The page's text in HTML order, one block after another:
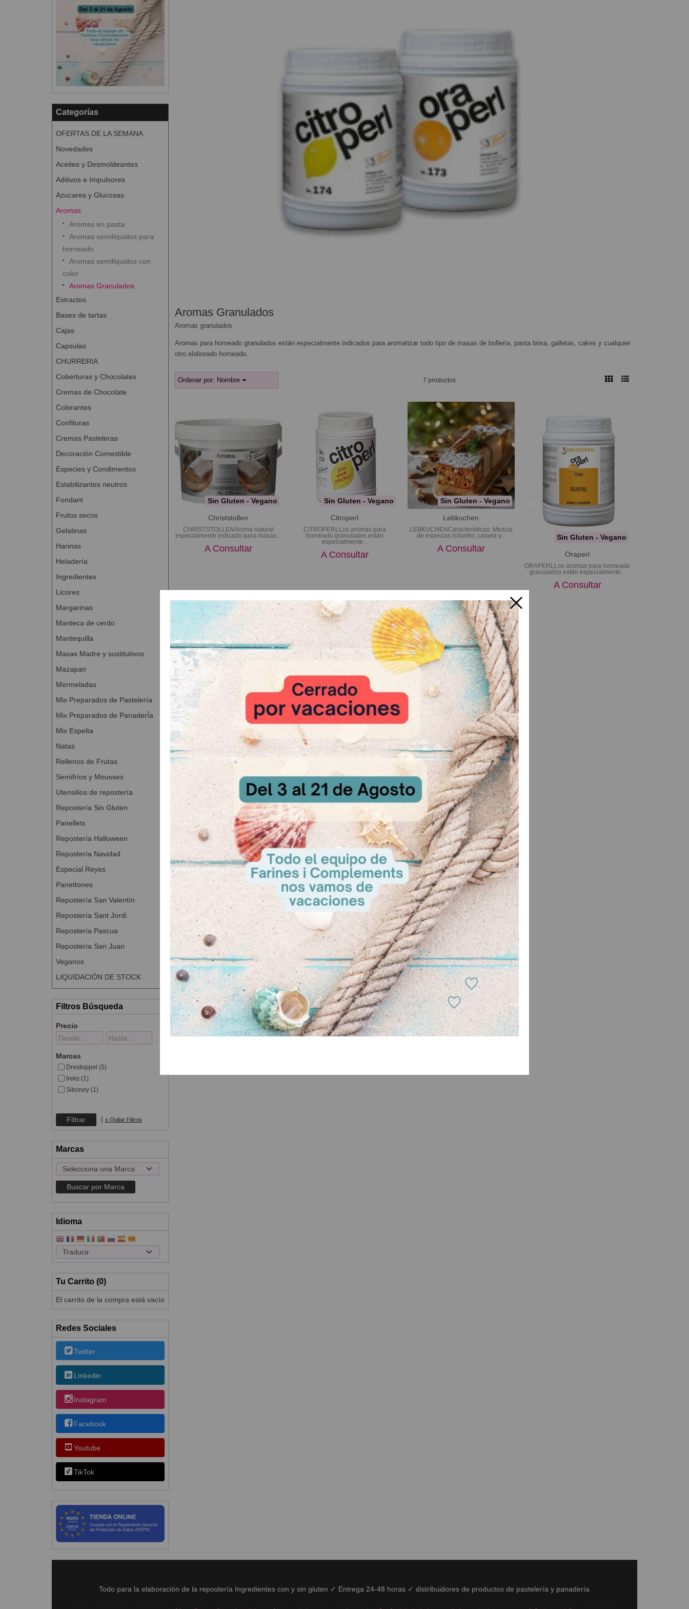
Categorías
OFERTAS DE LA SEMANA
Novedades
Aceites y Desmoldeantes
Aditivos e Impulsores
Azucares y Glucosas
Aromas
Aromas en pasta
Aromas semilíquidos para
horneado
Aromas semilíquidos con
color
Aromas Granulados
Extractos
Bases de tartas
Cajas
Capsulas
CHURRERIA
Coberturas y Chocolates
Cremas de Chocolate
Colorantes
Confituras
Cremas Pasteleras
Decoración Comestible
Especies y Condimentos
Estabilizantes neutros
Fondant
Frutos secos
Gelatinas
Harinas
Heladería
Ingredientes
Licores
Margarinas
Manteca de cerdo
Mantequilla
Masas Madre y sustitutivos
Mazapan
Mermeladas
Mix Preparados de Pastelería
Mix Preparados de PanaderÍa
Mix Espelta
Natas
Rellenos de Frutas
Semifríos y Mousses
Utensilios de repostería
Repostería Sin Gluten
Panellets
Repostería Halloween
Repostería Navidad
Especial Reyes
Panettones
Repostería San Valentín
Repostería Sant Jordi
Repostería Pascua
Repostería San Juan
Veganos
LIQUIDACIÓN DE STOCK
Filtros Búsqueda
Precio
Marcas
Dreidoppel (5)
Ireks (1)
Siboney (1)
| x Quitar Filtros
Marcas
Idioma
Tu Carrito (0)
El carrito de la compra está vacío
Redes Sociales
Twitter
Linkedin
Instagram
Facebook
Youtube
TikTok
Aromas Granulados
Aromas granulados
Aromas para horneado granulados están especialmente indicados para aromatizar todo tipo de masas de bollería, pasta brisa, galletas, cakes y cualquier
otro elaborado horneado.
Ordenar por: Nombre 7 productos
Sin Gluten - Vegano
Christstollen
CHRISTSTOLLENAroma natural
especialmente indicado para masas...
A Consultar
Sin Gluten - Vegano
Citroperl
CITROPERLLos aromas para
horneado granulados están
especialmente...
A Consultar
Sin Gluten - Vegano
Lebkuchen
LEBKUCHENCaracterísticas: Mezcla
de especias (cilantro, canela y...
A Consultar
Sin Gluten - Vegano
Oraperl
ORAPERLLos aromas para horneado
granulados están especialmente...
A Consultar
Sin Gluten - Vegano
Trisan
TrisanAroma de vainilla con un toque
lácteo. Características:Aroma de...
A Consultar
saborizante. Caracteristicas: La...
A Consultar
Sin Gluten - Vegano
​SPEKULATIUS
SPEKULATIUSAroma para horneado
en polvo, natural y con el...
A Consultar
Todo para la elaboración de la repostería Ingredientes con y sin gluten ✓ Entrega 24-48 horas ✓ distribuidores de productos de pastelería y panadería